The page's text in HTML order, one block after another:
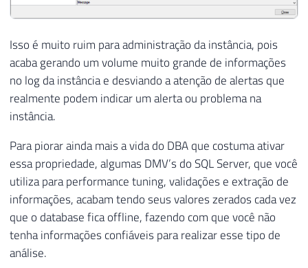
Isso é muito ruim para administração da instância, pois
acaba gerando um volume muito grande de informações
no log da instância e desviando a atenção de alertas que
realmente podem indicar um alerta ou problema na
instância.
Para piorar ainda mais a vida do DBA que costuma ativar
essa propriedade, algumas DMV’s do SQL Server, que você
utiliza para performance tuning, validações e extração de
informações, acabam tendo seus valores zerados cada vez
que o database fica offline, fazendo com que você não
tenha informações confiáveis para realizar esse tipo de
análise.